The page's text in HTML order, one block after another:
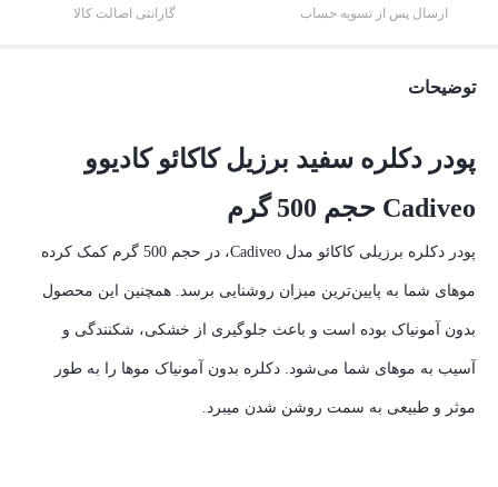
ارسال پس از تسویه حساب
گارانتی اصالت کالا
توضیحات
پودر دکلره سفید برزیل کاکائو کادیوو
Cadiveo حجم 500 گرم
پودر دکلره برزیلی کاکائو مدل Cadiveo، در حجم 500 گرم کمک کرده
موهای شما به پایین‌ترین میزان روشنایی برسد. همچنین این محصول
بدون آمونیاک بوده است و باعث جلوگیری از خشکی، شکنندگی و
آسیب به موهای شما می‌شود. دکلره بدون آمونیاک موها را به طور
موثر و طبیعی به سمت روشن شدن میبرد.